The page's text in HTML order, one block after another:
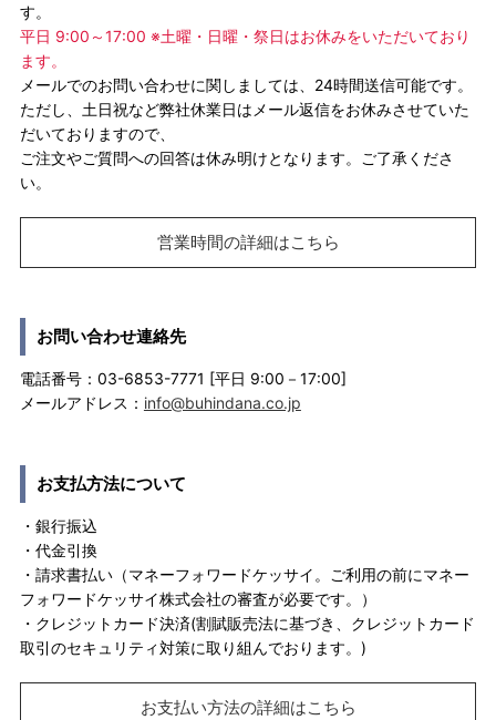
す。
平日 9:00～17:00 ※土曜・日曜・祭日はお休みをいただいており
ます。
メールでのお問い合わせに関しましては、24時間送信可能です。
ただし、土日祝など弊社休業日はメール返信をお休みさせていた
だいておりますので、
ご注文やご質問への回答は休み明けとなります。ご了承くださ
い。
営業時間の詳細はこちら
お問い合わせ連絡先
電話番号：03-6853-7771 [平日 9:00－17:00]
メールアドレス： info@buhindana.co.jp
お支払方法について
・銀行振込
・代金引換
・請求書払い（マネーフォワードケッサイ。ご利用の前にマネー
フォワードケッサイ株式会社の審査が必要です。）
・クレジットカード決済(割賦販売法に基づき、クレジットカード
取引のセキュリティ対策に取り組んでおります。)
お支払い方法の詳細はこちら